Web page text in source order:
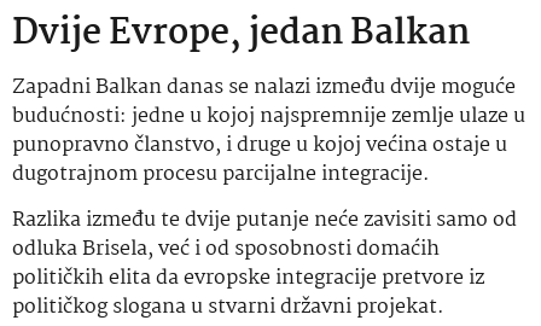
Dvije Evrope, jedan Balkan
Zapadni Balkan danas se nalazi između dvije moguće
budućnosti: jedne u kojoj najspremnije zemlje ulaze u
punopravno članstvo, i druge u kojoj većina ostaje u
dugotrajnom procesu parcijalne integracije.
Razlika između te dvije putanje neće zavisiti samo od
odluka Brisela, već i od sposobnosti domaćih
političkih elita da evropske integracije pretvore iz
političkog slogana u stvarni državni projekat.